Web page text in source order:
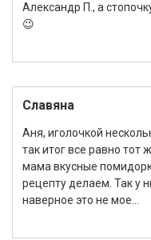
Александр П., а
😉
Славяна
Аня, иголочкой
так итог все равно
мама вкусные
рецепту делаем. Так у
наверное это не мое…